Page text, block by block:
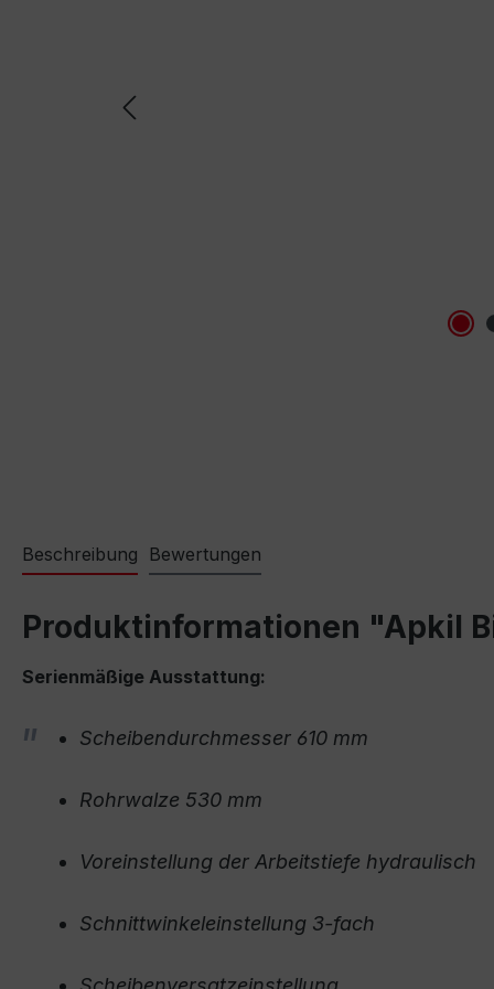
Beschreibung Bewertungen
Produktinformationen "Apkil
Serienmäßige Ausstattung:
Scheibendurchmesser 610 mm
Rohrwalze 530 mm
Voreinstellung der Arbeitstiefe hydraulisch
Schnittwinkeleinstellung 3-fach